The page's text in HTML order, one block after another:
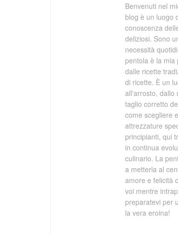
Benvenuti nel
blog è un luogo
conoscenza
deliziosi. Sono
necessità
pentola è la mia
dalle ricette
di ricette. È un
all'arrosto, dallo
taglio corretto
come scegliere
attrezzature
principianti, qui
in continua
culinario. La
a metterla al
amore e felicità
voi mentre
preparatevi per
la vera eroina!